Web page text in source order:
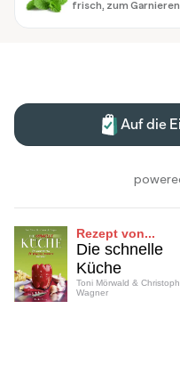
Rezept von...
Die schnelle
Küche
Toni Mörwald & Christoph
Wagner